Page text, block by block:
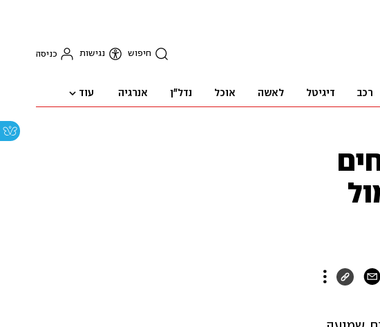
חיפוש נגישות כניסה
רכב דיגיטל לאשה אוכל נדל"ן אנרגיה עוד